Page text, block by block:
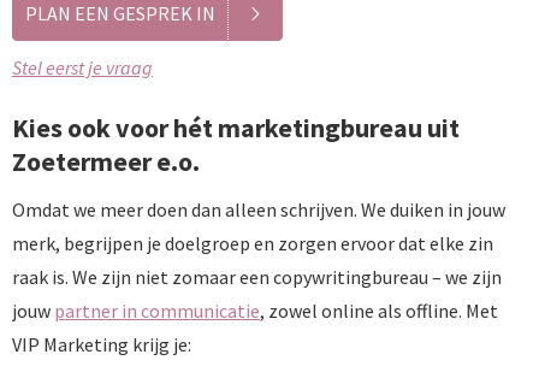
PLAN EEN GESPREK IN
Stel eerst je vraag
Kies ook voor hét marketingbureau uit
Zoetermeer e.o.
Omdat we meer doen dan alleen schrijven. We duiken in jouw
merk, begrijpen je doelgroep en zorgen ervoor dat elke zin
raak is. We zijn niet zomaar een copywritingbureau – we zijn
jouw partner in communicatie, zowel online als offline. Met
VIP Marketing krijg je: